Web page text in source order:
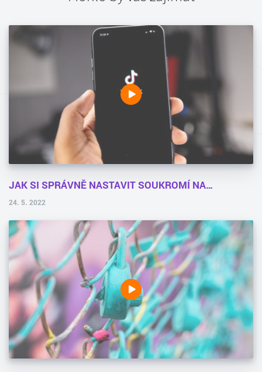
JAK SI SPRÁVNĚ NASTAVIT SOUKROMÍ NA…
24. 5. 2022